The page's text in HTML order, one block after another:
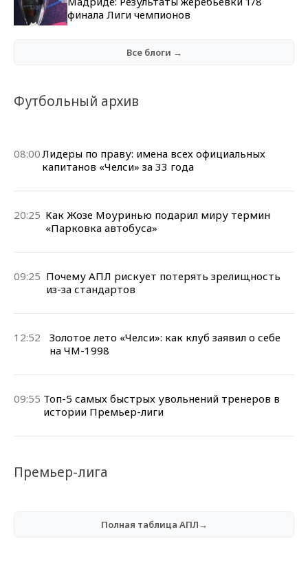
финала Лиги чемпионов
Все блоги →
Футбольный архив
08:00 Лидеры по праву: имена всех официальных
капитанов «Челси» за 33 года
20:25 Как Жозе Моуринью подарил миру термин
«Парковка автобуса»
09:25 Почему АПЛ рискует потерять зрелищность
из-за стандартов
12:52
Золотое лето «Челси»: как клуб заявил о себе
на ЧМ-1998
09:55 Топ-5 самых быстрых увольнений тренеров в
истории Премьер-лиги
Премьер-лига
Полная таблица АПЛ→